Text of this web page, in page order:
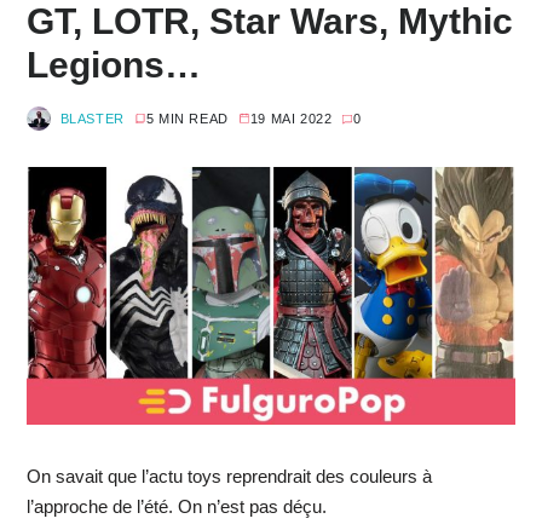
GT, LOTR, Star Wars, Mythic
Legions…
BLASTER 5 MIN READ 19 MAI 2022 0
On savait que l’actu toys reprendrait des couleurs à
l’approche de l’été. On n’est pas déçu.